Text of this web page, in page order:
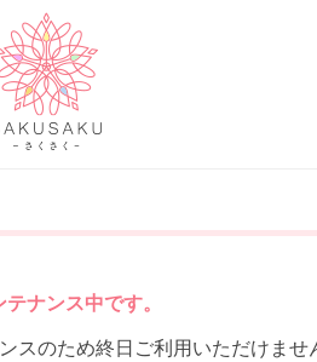
ナンス中です。
スのため終日ご利用いただけませ